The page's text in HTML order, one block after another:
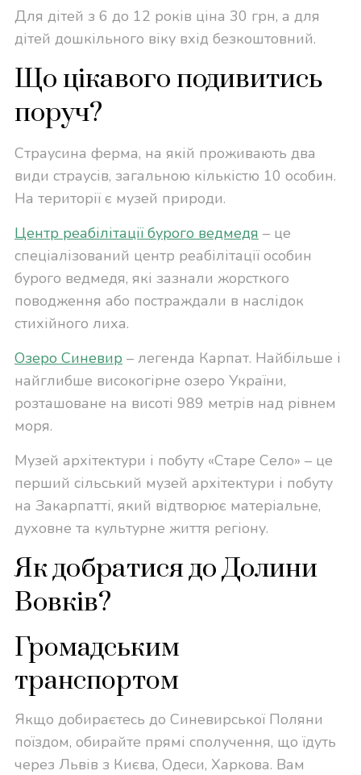
Для дітей з 6 до 12 років ціна 30 грн, а для
дітей дошкільного віку вхід безкоштовний.
Що цікавого подивитись
поруч?
Страусина ферма, на якій проживають два
види страусів, загальною кількістю 10 особин.
На території є музей природи.
Центр реабілітації бурого ведмедя – це
спеціалізований центр реабілітації особин
бурого ведмедя, які зазнали жорсткого
поводження або постраждали в наслідок
стихійного лиха.
Озеро Синевир – легенда Карпат. Найбільше і
найглибше високогірне озеро України,
розташоване на висоті 989 метрів над рівнем
моря.
Музей архітектури і побуту «Старе Село» – це
перший сільський музей архітектури і побуту
на Закарпатті, який відтворює матеріальне,
духовне та культурне життя регіону.
Як добратися до Долини
Вовків?
Громадським
транспортом
Якщо добираєтесь до Синевирської Поляни
поїздом, обирайте прямі сполучення, що їдуть
через Львів з Києва, Одеси, Харкова. Вам